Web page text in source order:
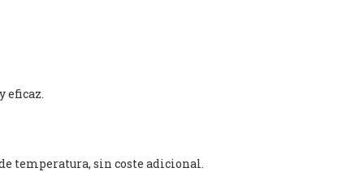
eficaz.
temperatura, sin coste adicional.